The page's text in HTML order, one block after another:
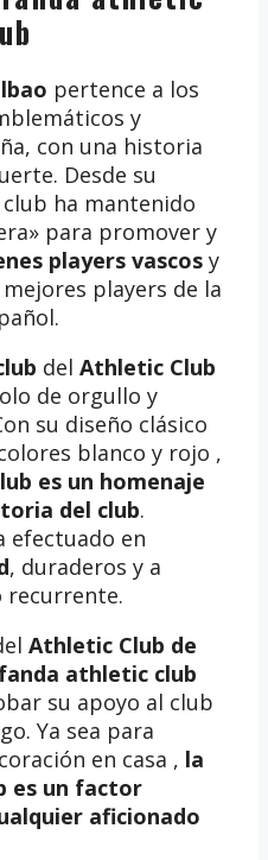
pertence a los
y
con una historia
Desde su
ha mantenido
para promover y
players vascos y
players de la
del Athletic Club
de orgullo y
su diseño clásico
blanco y rojo ,
es un homenaje
del club.
efectuado en
, duraderos y a
recurrente.
Athletic Club de
athletic club
su apoyo al club
Ya sea para
en casa , la
es un factor
aficionado